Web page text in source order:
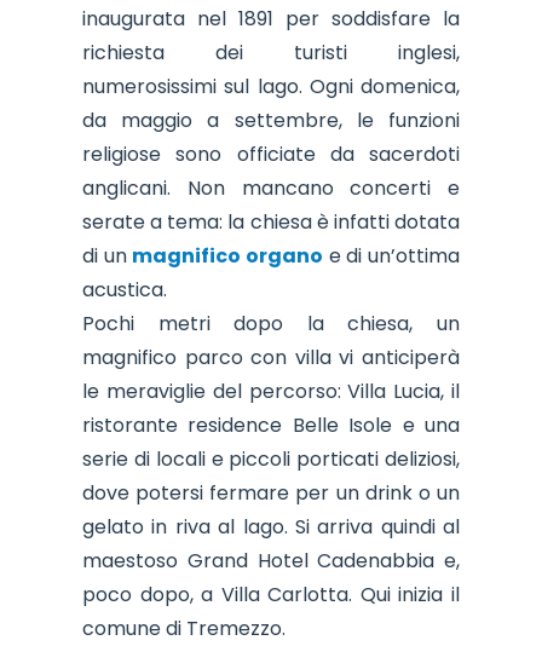
inaugurata nel 1891 per soddisfare la
richiesta dei turisti inglesi,
numerosissimi sul lago. Ogni domenica,
da maggio a settembre, le funzioni
religiose sono officiate da sacerdoti
anglicani. Non mancano concerti e
serate a tema: la chiesa è infatti dotata
di un magnifico organo e di un’ottima
acustica.
Pochi metri dopo la chiesa, un
magnifico parco con villa vi anticiperà
le meraviglie del percorso: Villa Lucia, il
ristorante residence Belle Isole e una
serie di locali e piccoli porticati deliziosi,
dove potersi fermare per un drink o un
gelato in riva al lago. Si arriva quindi al
maestoso Grand Hotel Cadenabbia e,
poco dopo, a Villa Carlotta. Qui inizia il
comune di Tremezzo.